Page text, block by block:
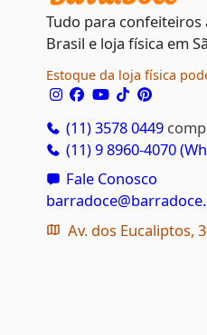
Tudo para
Brasil e loja física em
Estoque da loja física
(11) 3578 0449
(11) 9 8960-4070
Fale Conosco
Av. dos Eucaliptos,